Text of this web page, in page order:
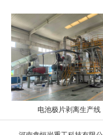
电池极片剥离生产线